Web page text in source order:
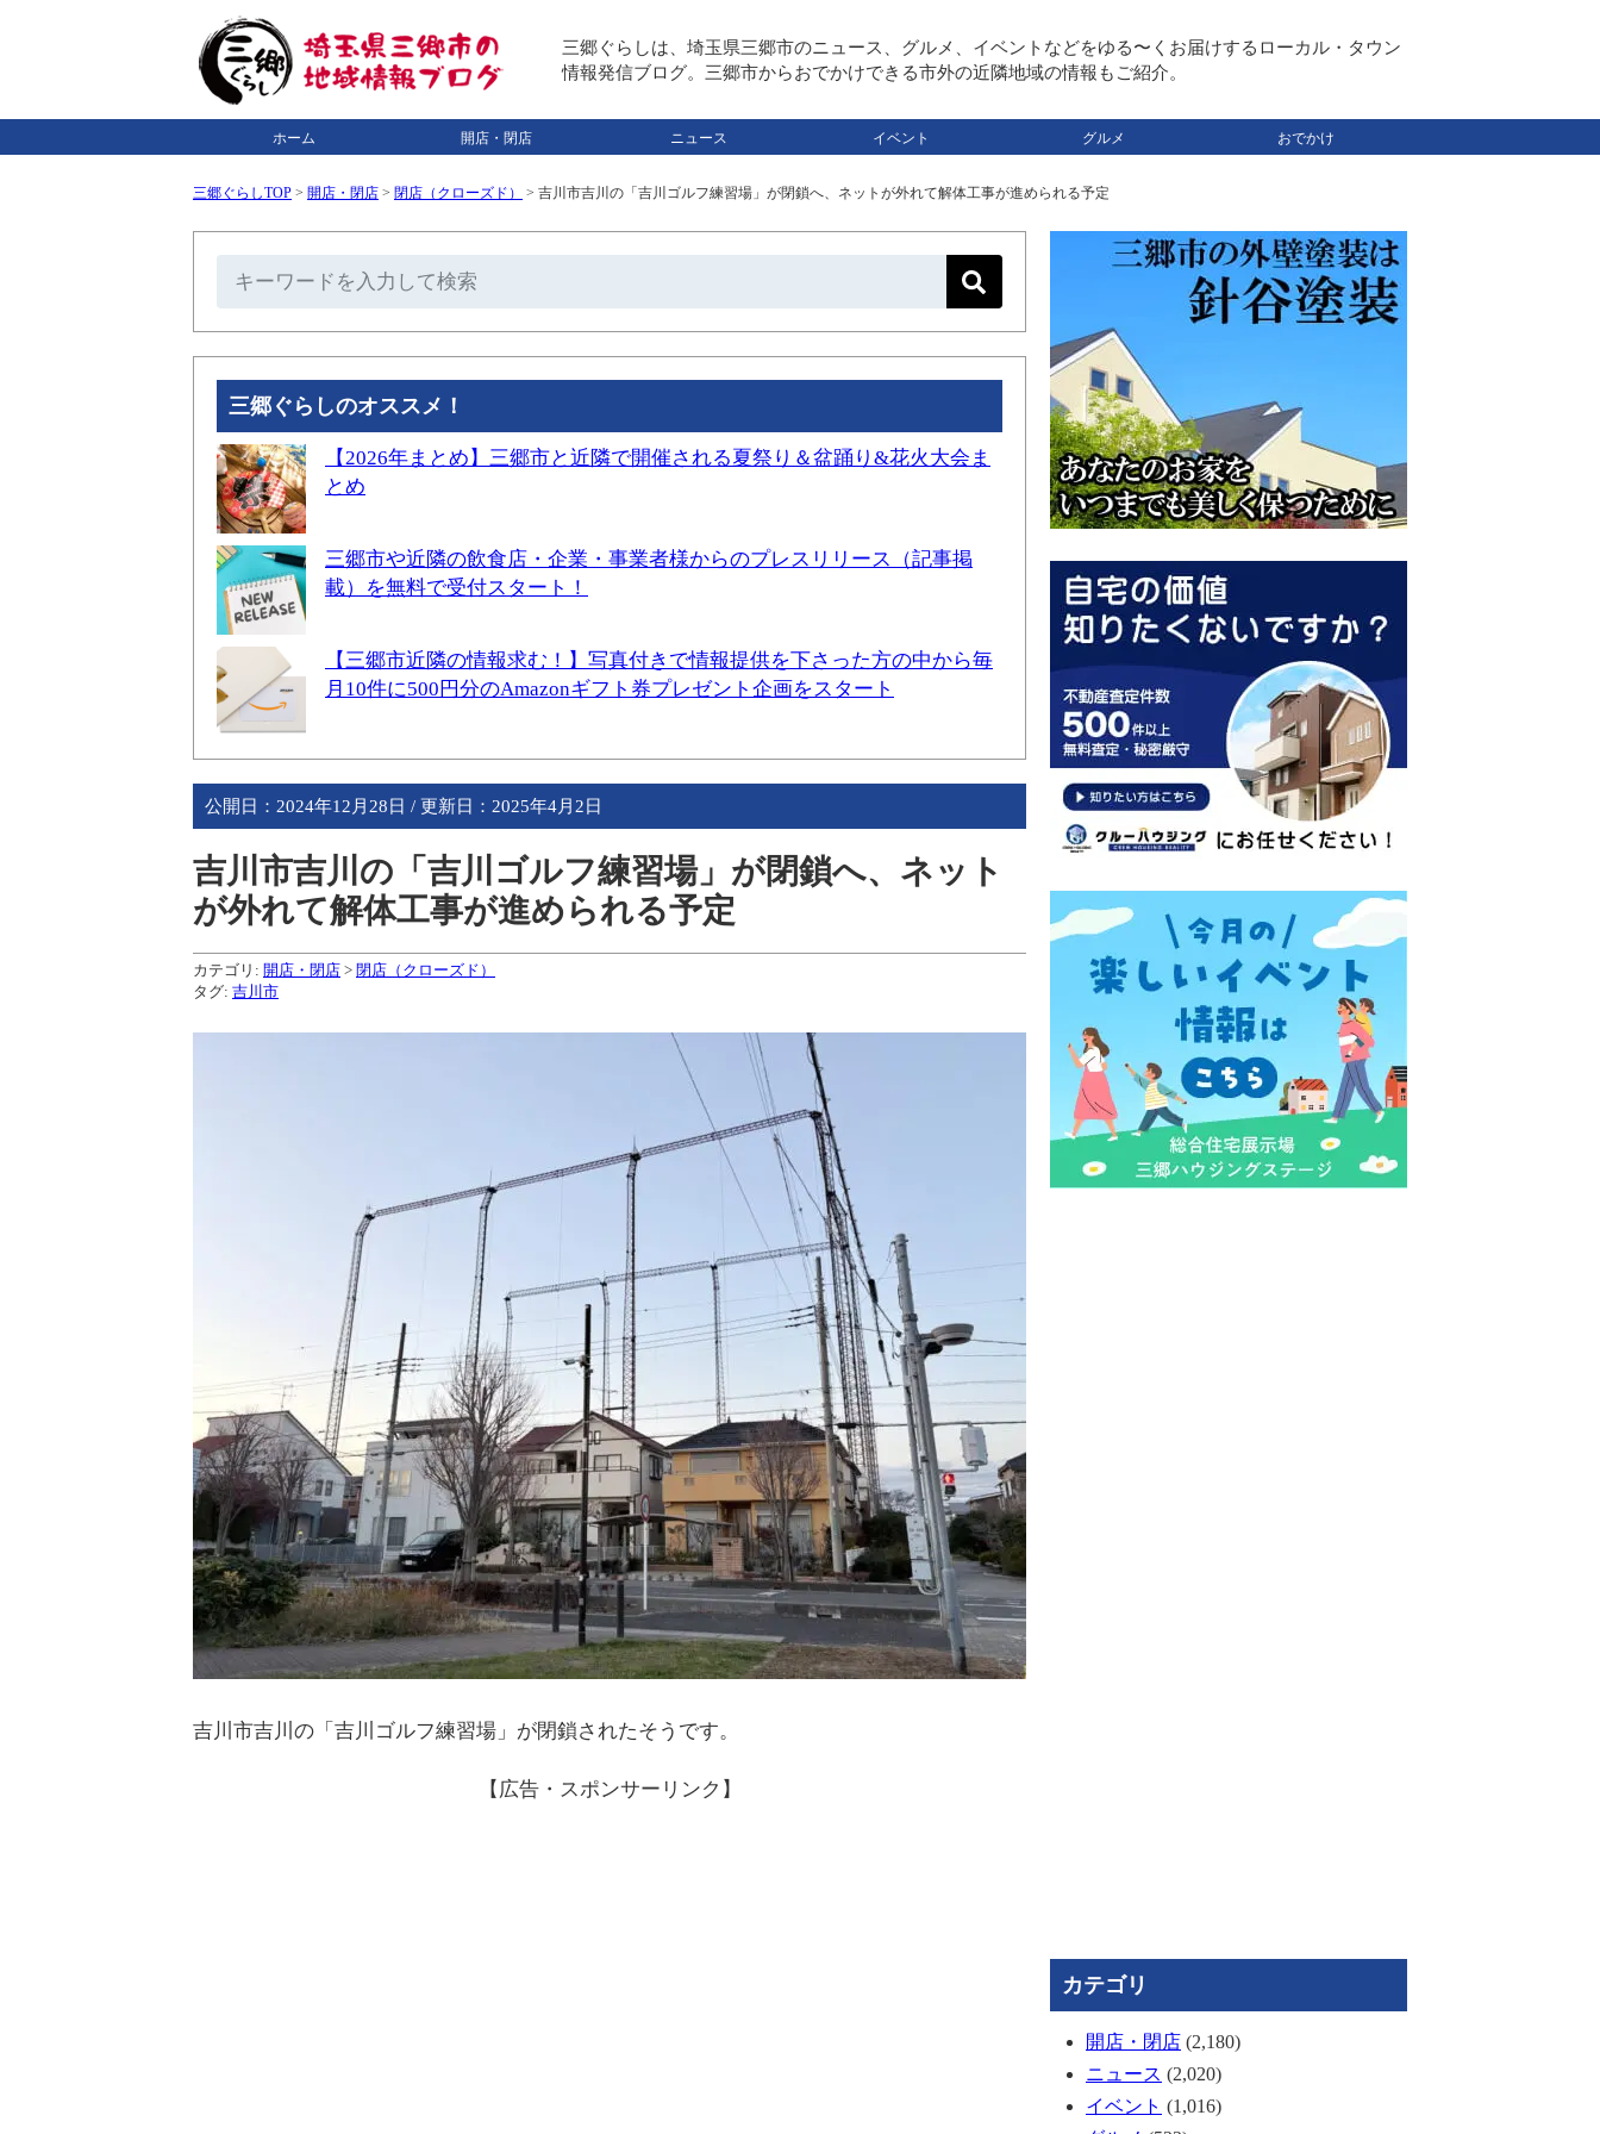
三郷ぐらしは、埼玉県三郷市のニュース、グルメ、イベントなどをゆる〜くお届けするローカル・タウン
情報発信ブログ。三郷市からおでかけできる市外の近隣地域の情報もご紹介。
ホーム 開店・閉店 ニュース イベント グルメ おでかけ
三郷ぐらしTOP > 開店・閉店 > 閉店（クローズド） > 吉川市吉川の「吉川ゴルフ練習場」が閉鎖へ、ネットが外れて解体工事が進められる予定
三郷ぐらしのオススメ！
【2026年まとめ】三郷市と近隣で開催される夏祭り＆盆踊り&花火大会ま
とめ
三郷市や近隣の飲食店・企業・事業者様からのプレスリリース（記事掲
載）を無料で受付スタート！
【三郷市近隣の情報求む！】写真付きで情報提供を下さった方の中から毎
月10件に500円分のAmazonギフト券プレゼント企画をスタート
公開日： 2024年12月28日 / 更新日： 2025年4月2日
吉川市吉川の「吉川ゴルフ練習場」が閉鎖へ、ネット
が外れて解体工事が進められる予定
カテゴリ: 開店・閉店 > 閉店（クローズド）
タグ: 吉川市
吉川市吉川の「吉川ゴルフ練習場」が閉鎖されたそうです。
【広告・スポンサーリンク】
カテゴリ
開店・閉店 (2,180)
ニュース (2,020)
イベント (1,016)